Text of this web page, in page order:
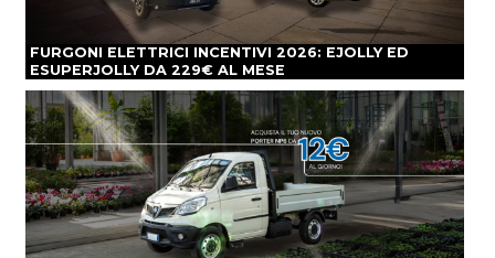
FURGONI ELETTRICI INCENTIVI 2026: EJOLLY ED
ESUPERJOLLY DA 229€ AL MESE